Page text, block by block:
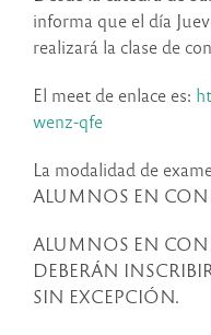
informa que el día
realizará la clase de
El meet de enlace es:
wenz-qfe
La modalidad de
ALUMNOS EN
ALUMNOS EN
DEBERÁN
SIN EXCEPCIÓN.